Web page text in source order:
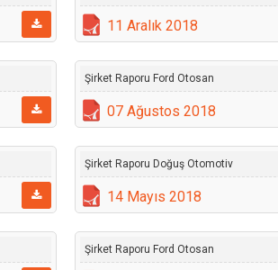
11 Aralık 2018
Şirket Raporu Ford Otosan
07 Ağustos 2018
Şirket Raporu Doğuş Otomotiv
14 Mayıs 2018
Şirket Raporu Ford Otosan